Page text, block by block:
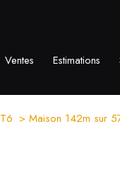
Ventes Estimations
T6 Maison 142m sur